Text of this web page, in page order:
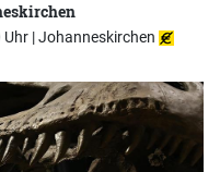
|Johanneskirchen